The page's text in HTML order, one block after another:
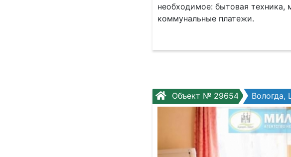
необходимое: бытовая техника,
коммунальные платежи.
Объект № 29654 Вологда,